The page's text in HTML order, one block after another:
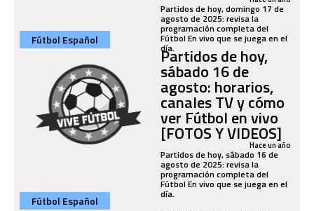
Partidos de hoy, domingo 17 de
agosto de 2025: revisa la
programación completa del
Fútbol En vivo que se juega en el
día.
Fútbol Español
Partidos de hoy,
sábado 16 de
agosto: horarios,
canales TV y cómo
ver Fútbol en vivo
[FOTOS Y VIDEOS]
Hace un año
Partidos de hoy, sábado 16 de
agosto de 2025: revisa la
programación completa del
Fútbol En vivo que se juega en el
día.
Fútbol Español